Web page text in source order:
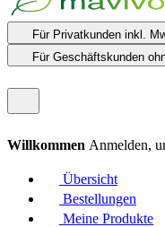
Für Privatkunden inkl.
Für Geschäftskunden
Willkommen Anmelden,
Übersicht
Bestellungen
Meine Produkte